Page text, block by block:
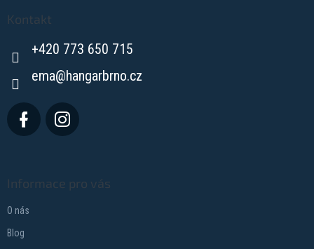
Kontakt
+420 773 650 715
ema@hangarbrno.cz
Informace pro vás
O nás
Blog